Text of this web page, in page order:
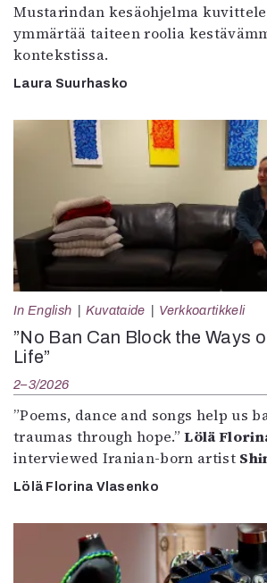
Mustarindan kesäohjelma
ymmärtää taiteen roolia
kontekstissa.
Laura Suurhasko
In English Kuvataide Verkkoartikkeli
”No Ban Can Block the Ways
Life”
2–3/2026
”Poems, dance and songs help us
traumas through hope.”Lölä
interviewed Iranian-born artist
Lölä Florina Vlasenko